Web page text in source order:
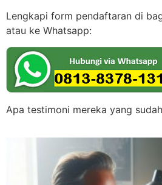
Lengkapi form pendaftaran di
atau ke Whatsapp:
Apa testimoni mereka yang